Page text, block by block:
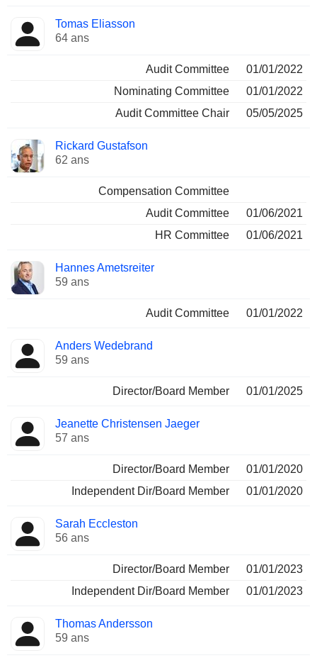
Tomas Eliasson
64 ans
Audit Committee
01/01/2022
Nominating Committee
01/01/2022
Audit Committee Chair
05/05/2025
Rickard Gustafson
62 ans
Compensation Committee
Audit Committee
01/06/2021
HR Committee
01/06/2021
Hannes Ametsreiter
59 ans
Audit Committee 01/01/2022
Anders Wedebrand
59 ans
Director/Board Member 01/01/2025
Jeanette Christensen Jaeger
57 ans
Director/Board Member
01/01/2020
Independent Dir/Board Member
01/01/2020
Sarah Eccleston
56 ans
Director/Board Member
01/01/2023
Independent Dir/Board Member
01/01/2023
Thomas Andersson
59 ans